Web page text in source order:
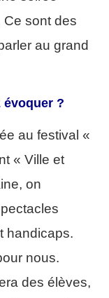
Ce sont des
au grand
évoquer ?
au festival «
« Ville et
on
handicaps.
nous.
des élèves,